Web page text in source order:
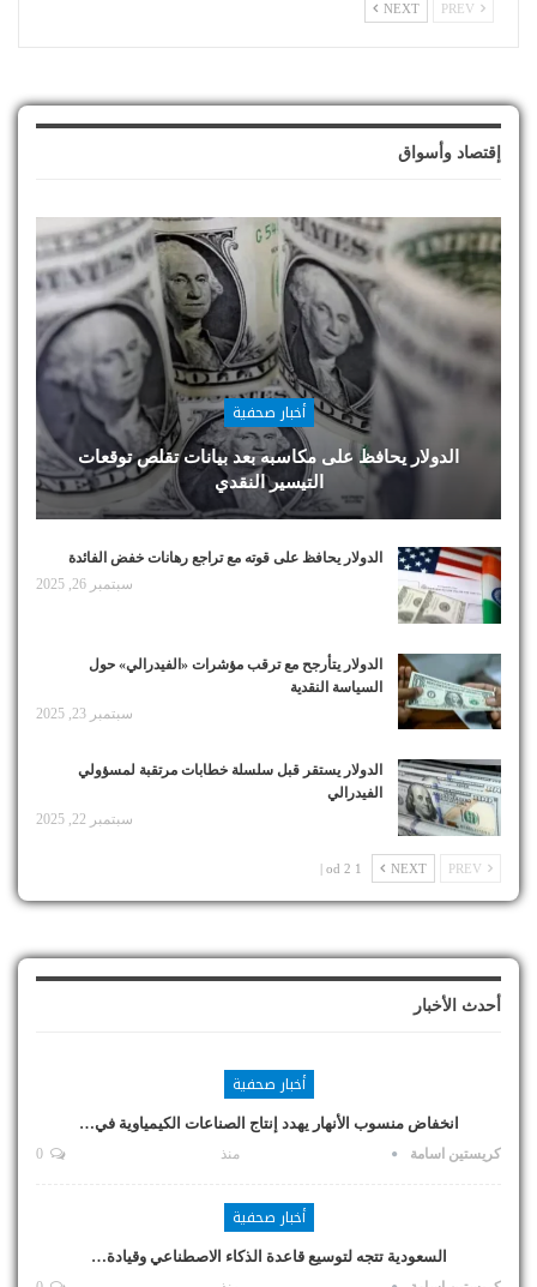
NEXT
إقتصاد وأسواق
أخبار صحفية
الدولار يحافظ على مكاسبه بعد بيانات تقلص توقعات
التيسير النقدي
الدولار يحافظ على قوته مع تراجع رهانات خفض الفائدة
سبتمبر 26, 2025
الدولار يتأرجح مع ترقب مؤشرات «الفيدرالي» حول
السياسة النقدية
سبتمبر 23, 2025
الدولار يستقر قبل سلسلة خطابات مرتقبة لمسؤولي
الفيدرالي
سبتمبر 22, 2025
NEXT
1 od 2 |
أحدث الأخبار
أخبار صحفية
انخفاض منسوب الأنهار يهدد إنتاج الصناعات الكيمياوية في…
كريستين اسامة منذ
أخبار صحفية
السعودية تتجه لتوسيع قاعدة الذكاء الاصطناعي وقيادة…